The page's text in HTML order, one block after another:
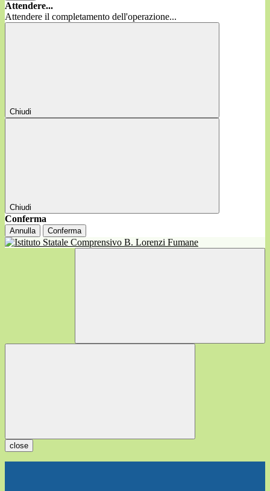
Attendere...
Attendere il completamento dell'operazione...
Chiudi
Chiudi
Conferma
Annulla Conferma
close